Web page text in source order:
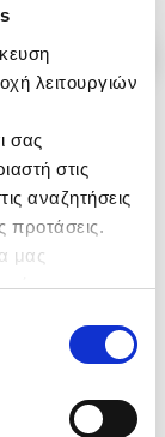
λειτουργιών
σας
στις
αναζητήσεις
προτάσεις.
μας
με την
σχετικά με